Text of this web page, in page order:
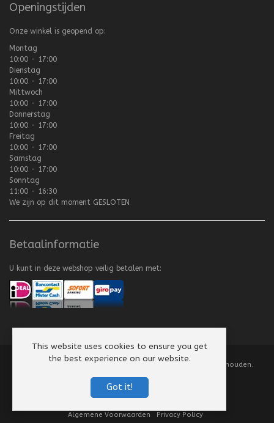
Openingstijden
Onze winkel is geopend op:
Montag
10:00 - 17:00
Dienstag
10:00 - 17:00
Mittwoch
10:00 - 17:00
Donnerstag
10:00 - 17:00
Freitag
10:00 - 17:00
Samstag
10:00 - 17:00
Sonntag
11:00 - 16:30
We zijn op dit moment GESLOTEN
Betaalinformatie
U kunt in deze webshop veilig betalen met:
2008-2026 Texel Vliegerhuis. Alle rechten voorbehouden.
Algemene Voorwaarden Privacy Policy
This website uses cookies to ensure you get
the best experience on our website.
Got it!